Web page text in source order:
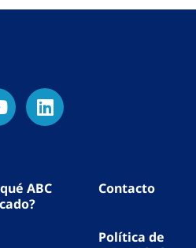
ABC
Contacto
Política de